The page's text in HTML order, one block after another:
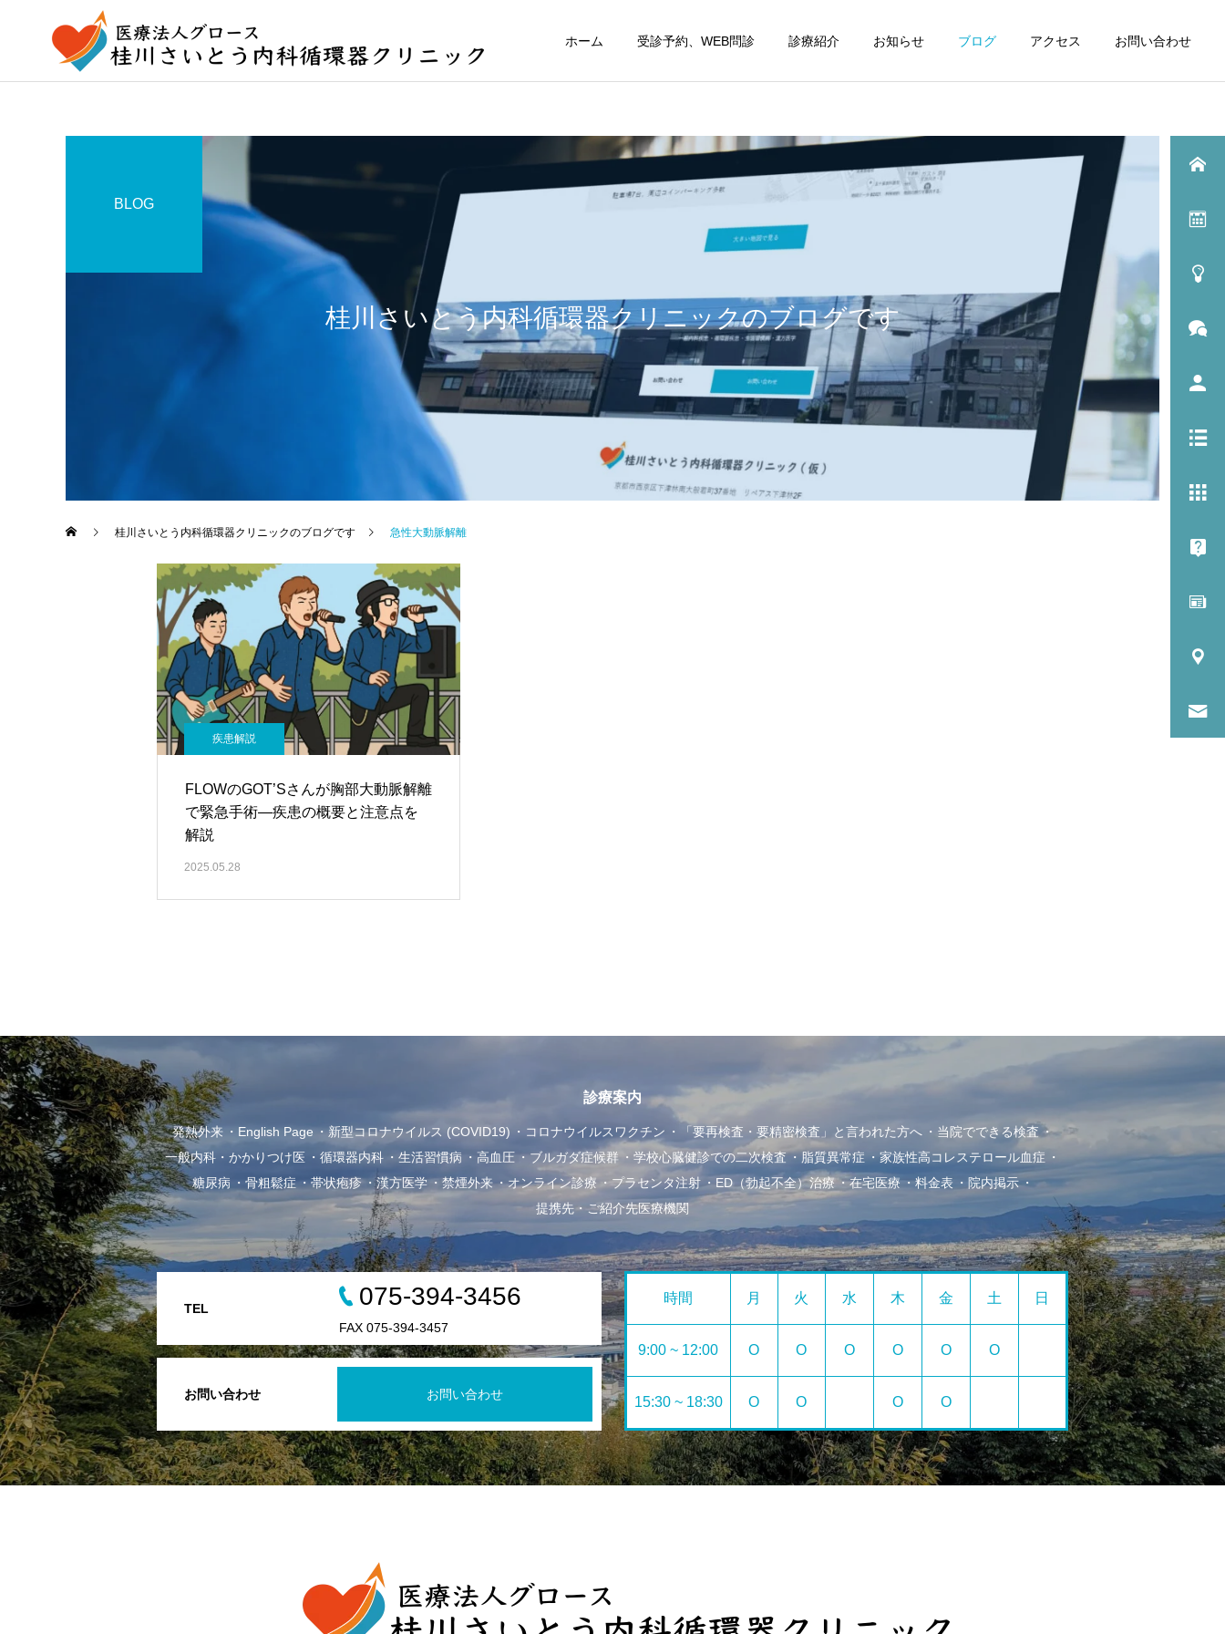
ホーム 受診予約、WEB問診 診療紹介 お知らせ ブログ アクセス お問い合わせ
桂川さいとう内科循環器クリニックのブログです
BLOG
桂川さいとう内科循環器クリニックのブログです 急性大動脈解離
疾患解説
FLOWのGOT’Sさんが胸部大動脈解離
で緊急手術—疾患の概要と注意点を
解説
2025.05.28
診療案内
発熱外来 English Page 新型コロナウイルス (COVID19) コロナウイルスワクチン 「要再検査・要精密検査」と言われた方へ
当院でできる検査
一般内科・かかりつけ医
循環器内科 生活習慣病 高血圧 ブルガダ症候群 学校心臓健診での二次検査 脂質異常症
家族性高コレステロール血症
糖尿病
骨粗鬆症 帯状疱疹 漢方医学 禁煙外来 オンライン診療 プラセンタ注射 ED（勃起不全）治療 在宅医療 料金表
院内掲示
提携先・ご紹介先医療機関
お問い合わせ お問い合わせ
TEL 075-394-3456
FAX 075-394-3457
時間 月 火 水 木 金 土 日
9:00 ~ 12:00 O O O O O O
15:30 ~ 18:30 O O O O